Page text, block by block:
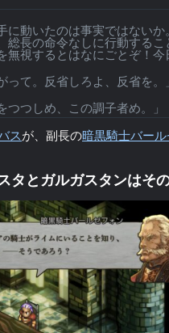
に動いたのは事実ではないか
長の命令なしに行動するこ
視するとはなにごとぞ！
って。反省しろよ、反省を。
つつしめ、この調子者め。」
スが、副長の暗黒騎士バー
タとガルガスタンはそ